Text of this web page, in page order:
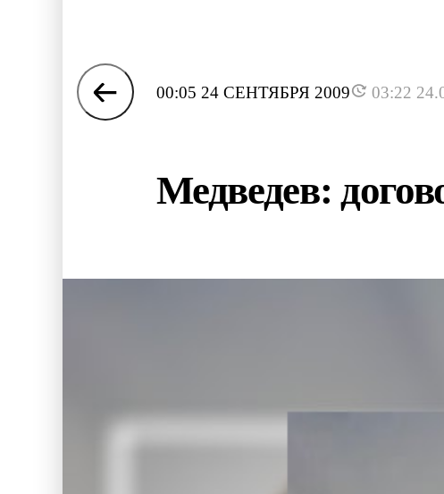
00:05 24 СЕНТЯБРЯ 2009 03:22
Медведев: